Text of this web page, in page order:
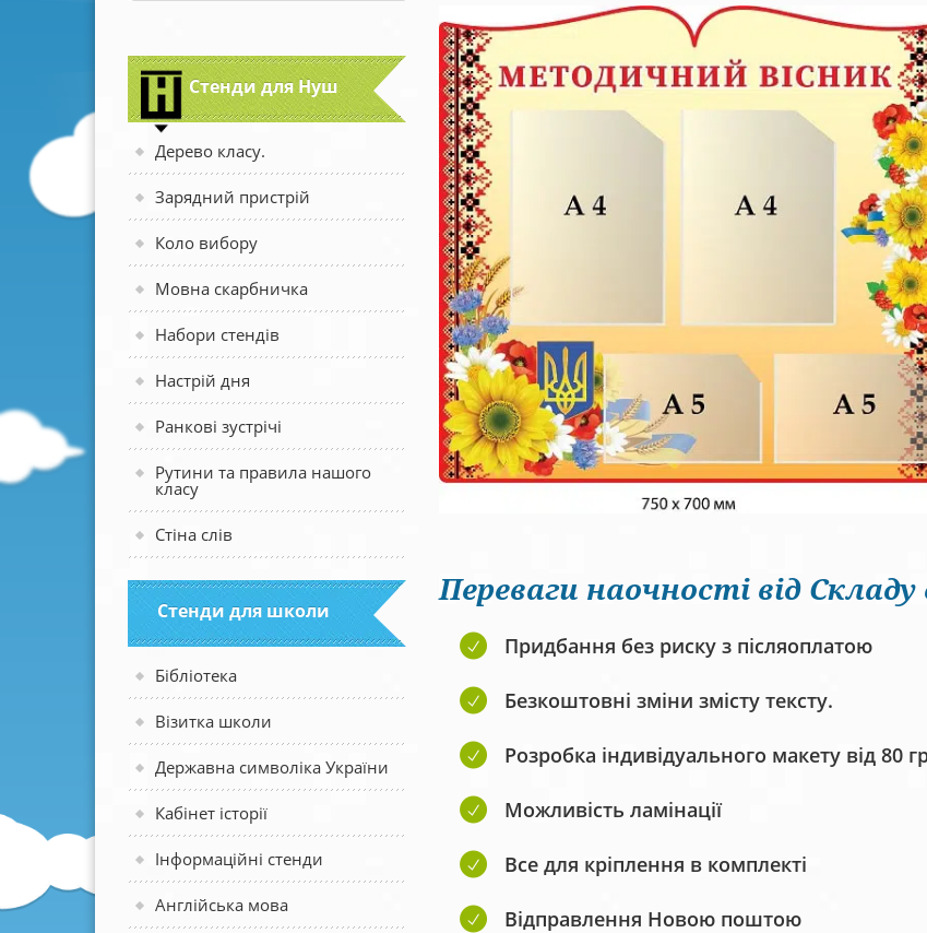
Стенди для Нуш
Дерево класу.
Зарядний пристрій
Коло вибору
Мовна скарбничка
Набори стендів
Настрій дня
Ранкові зустрічі
Рутини та правила нашого
класу
Стіна слів
Стенди для школи
Бібліотека
Візитка школи
Державна символіка України
Кабінет історії
Інформаційні стенди
Англійська мова
Переваги наочності від Складу
Придбання без риску з післяоплатою
Безкоштовні зміни змісту тексту.
Розробка індивідуального макету від 80
Можливість ламінації
Все для кріплення в комплекті
Відправлення Новою поштою